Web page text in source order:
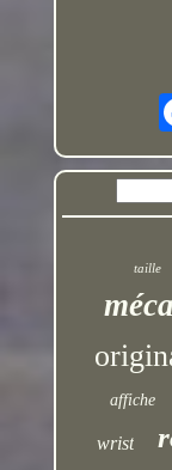
taille
affiche
wrist